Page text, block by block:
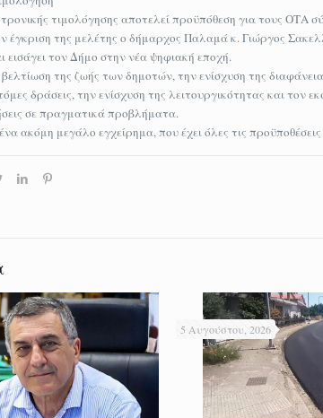
τιμολόγησης αποτελεί προϋπόθεση για τους ΟΤΑ
έγκριση της μελέτης ο δήμαρχος Παλαμά κ. Γιώργος
εισάγει τον Δήμο στην νέα ψηφιακή εποχή.
της ζωής των δημοτών, την ενίσχυση της
δράσεις, την ενίσχυση της λειτουργικότητας και
σε πραγματικά προβλήματα.
ακόμη μεγάλο εγχείρημα, που έχει όλες τις
5 Αυγούστου, 2026